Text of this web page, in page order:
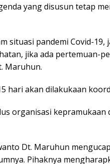
yang disusun tetap
situasi pandemi Covid-
jika ada pertemuan-
Maruhun.
hari akan dilakukaan
organisasi kepramukaan
Dt. Maruhun
Pihaknya